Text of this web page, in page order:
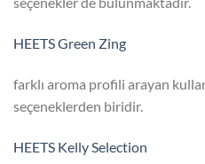
HEETS Green Zing
farklı aroma profili arayan
seçeneklerden biridir.
HEETS Kelly Selection